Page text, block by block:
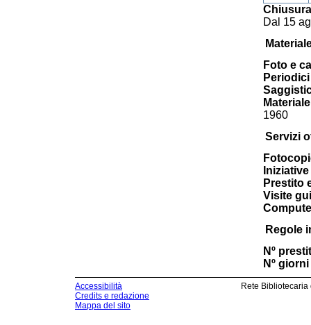
Dal 15
Foto e
1960
Servizi
Prestito
Visite
Regole
Nº
Nº
Accessibilità
Credits e redazione
Mappa del sito
Rete